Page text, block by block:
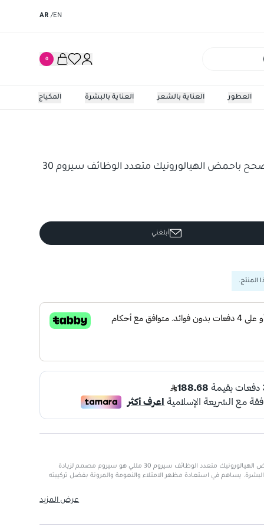
EN
/
AR
0
المكياج العناية بالبشرة العناية بالشعر العطور
سكين سيوتكالس المصحح باحمض الهيالورونيك متعدد الوظائف سيروم 30
أبلغني
المنتج.
سكين سيوتكالس المصحح باحمض الهيالورونيك متعدد الوظائف سيروم 30 مللي هو سيروم مصمم لزيادة
يساهم في استعادة مظهر الامتلاء والنعومة والمرونة بفضل تركيبته
ملمسها.
عرض المزيد